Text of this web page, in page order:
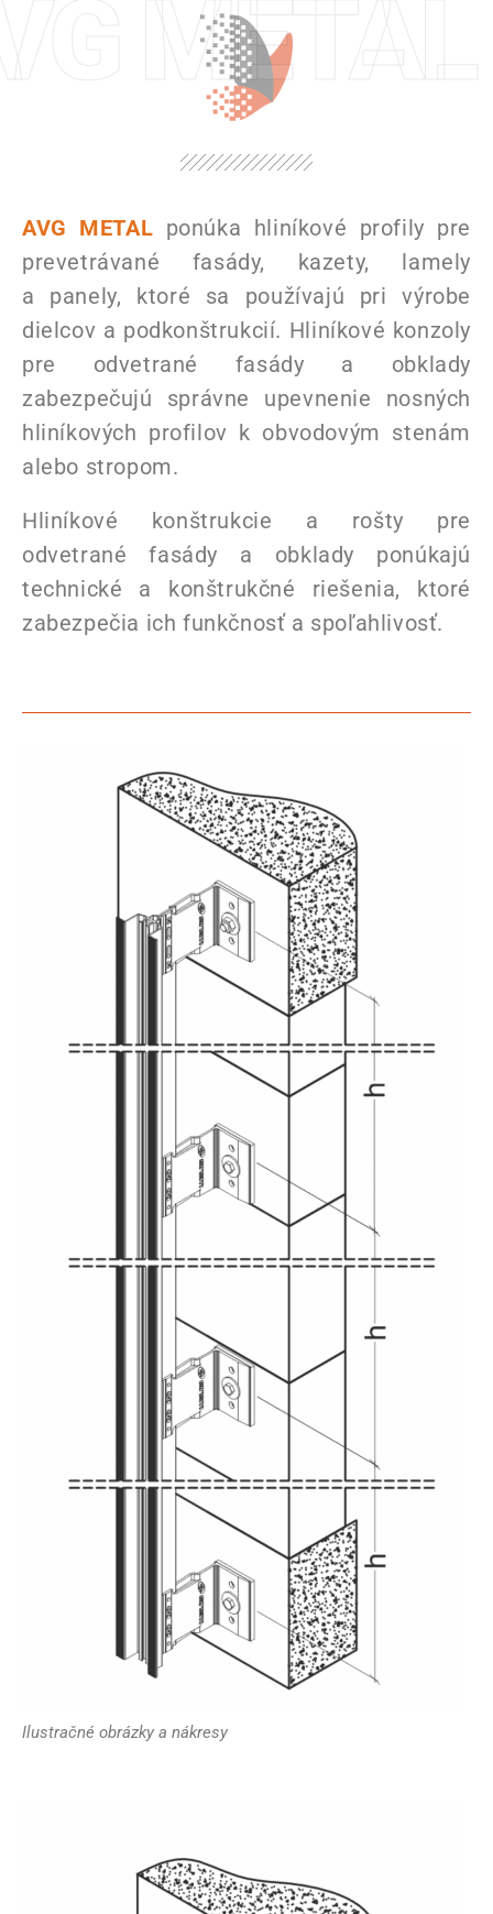
AVG METAL ponúka hliníkové profily pre
prevetrávané fasády, kazety, lamely
a panely, ktoré sa používajú pri výrobe
dielcov a podkonštrukcií. Hliníkové konzoly
pre odvetrané fasády a obklady
zabezpečujú správne upevnenie nosných
hliníkových profilov k obvodovým stenám
alebo stropom.
Hliníkové konštrukcie a rošty pre
odvetrané fasády a obklady ponúkajú
technické a konštrukčné riešenia, ktoré
zabezpečia ich funkčnosť a spoľahlivosť.
Ilustračné obrázky a nákresy